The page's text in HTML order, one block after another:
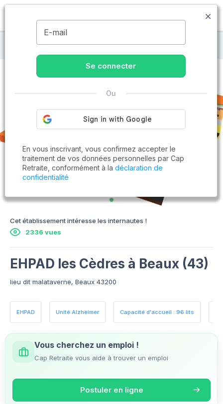
MENU
Maisons de retraite à Beaux
Cet établissement intéresse les internautes !
2336 vues
EHPAD les Cèdres à Beaux (43)
lieu dit malataverne, Beaux 43200
EHPAD Unité Alzheimer Capacité d'accueil : 96 lits
Vous cherchez un emploi !
Cap Retraite vous aide à trouver un emploi
Postuler en ligne
E-mail
Se connecter
Ou
En vous inscrivant, vous confirmez accepter le
traitement de vos données personnelles par Cap
Retraite, conformément à la déclaration de
confidentialité